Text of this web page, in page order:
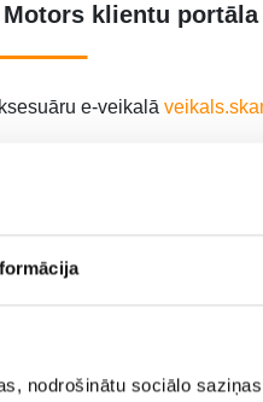
nodrošinātu sociālo
klientu
e-veikalā
zemāk norādīto